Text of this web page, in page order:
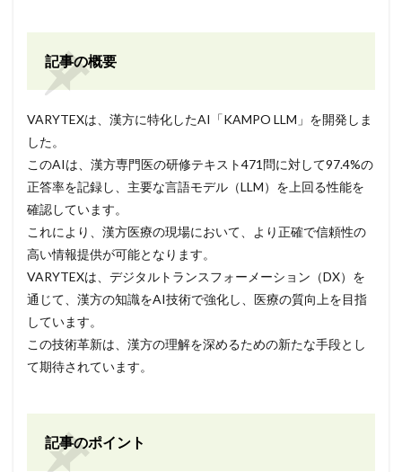
記事の概要
VARYTEXは、漢方に特化したAI「KAMPO LLM」を開発しま
した。
このAIは、漢方専門医の研修テキスト471問に対して97.4%の
正答率を記録し、主要な言語モデル（LLM）を上回る性能を
確認しています。
これにより、漢方医療の現場において、より正確で信頼性の
高い情報提供が可能となります。
VARYTEXは、デジタルトランスフォーメーション（DX）を
通じて、漢方の知識をAI技術で強化し、医療の質向上を目指
しています。
この技術革新は、漢方の理解を深めるための新たな手段とし
て期待されています。
記事のポイント